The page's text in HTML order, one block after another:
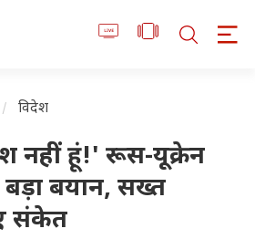
विदेश
नहीं हूं!' रूस-यूक्रेन
बड़ा बयान, सख्त
संकेत